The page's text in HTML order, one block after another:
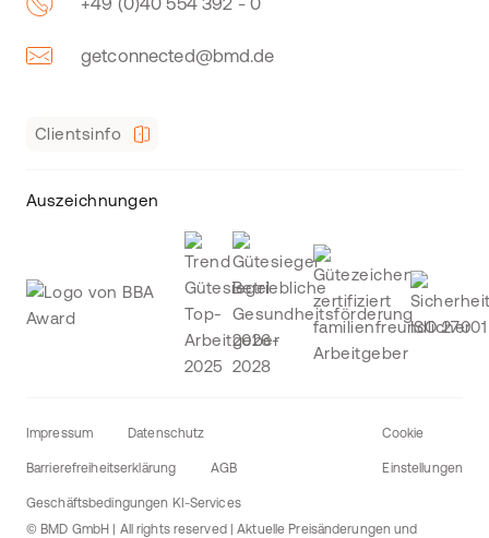
getconnected@bmd.de
Clientsinfo
Auszeichnungen
Impressum Datenschutz
Barrierefreiheitserklärung AGB
Geschäftsbedingungen KI-Services
Cookie
Einstellungen
© BMD GmbH | All rights reserved | Aktuelle Preisänderungen und